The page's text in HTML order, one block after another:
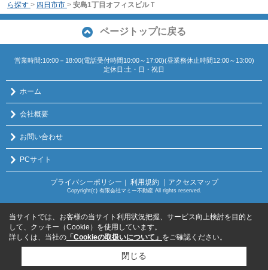
ら探す > 四日市市 > 安島1丁目オフィスビルＴ
ページトップに戻る
営業時間:10:00－18:00(電話受付時間10:00～17:00)(昼業務休止時間12:00～13:00)
定休日:土・日・祝日
ホーム
会社概要
お問い合わせ
PCサイト
プライバシーポリシー 利用規約 ｜アクセスマップ
Copyright(c) 有限会社マミー不動産 All rights reserved.
当サイトでは、お客様の当サイト利用状況把握、サービス向上検討を目的と
して、クッキー（Cookie）を使用しています。
詳しくは、当社の 「Cookieの取扱いについて」 をご確認ください。
閉じる